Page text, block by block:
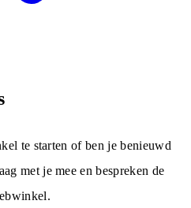
te starten of ben je benieuwd
met je mee en bespreken de